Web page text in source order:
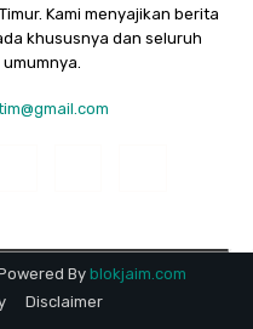
Kami menyajikan berita
khususnya dan seluruh
By blokjaim.com
Disclaimer